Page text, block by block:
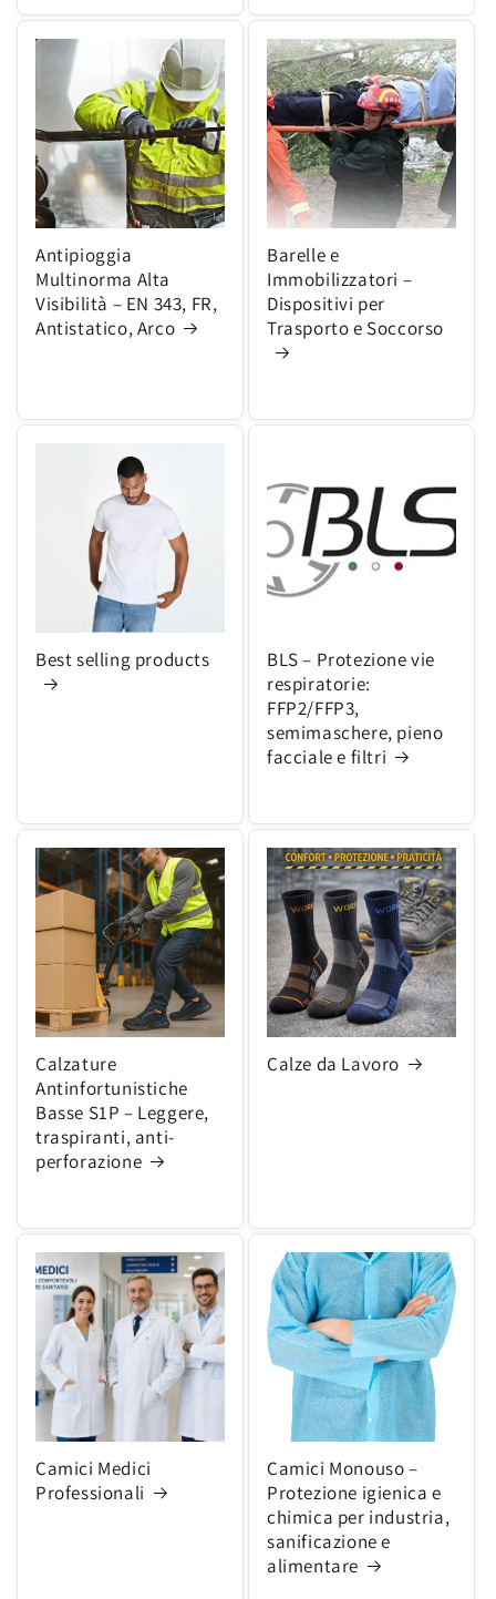
Antipioggia
Multinorma Alta
Visibilità – EN 343, FR,
Antistatico, Arco
Barelle e
Immobilizzatori –
Dispositivi per
Trasporto e Soccorso
Best selling products
BLS – Protezione vie
respiratorie:
FFP2/FFP3,
semimaschere, pieno
facciale e filtri
Calzature
Antinfortunistiche
Basse S1P – Leggere,
traspiranti, anti-
perforazione
Calze da Lavoro
Camici Medici
Professionali
Camici Monouso –
Protezione igienica e
chimica per industria,
sanificazione e
alimentare